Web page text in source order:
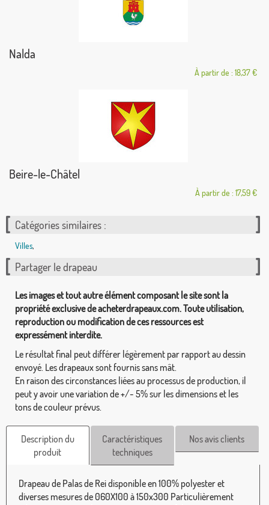
Nalda
À partir de : 18,37 €
Beire-le-Châtel
À partir de : 17,59 €
Catégories similaires :
Villes,
Partager le drapeau
Les images et tout autre élément composant le site sont la
propriété exclusive de acheterdrapeaux.com. Toute utilisation,
reproduction ou modification de ces ressources est
expressément interdite.
Le résultat final peut différer légèrement par rapport au dessin
envoyé. Les drapeaux sont fournis sans mât.
En raison des circonstances liées au processus de production, il
peut y avoir une variation de +/- 5% sur les dimensions et les
tons de couleur prévus.
Description du
produit
Caractéristiques
techniques
Nos avis clients
Drapeau de Palas de Rei disponible en 100% polyester et
diverses mesures de 060X100 à 150x300 Particulièrement